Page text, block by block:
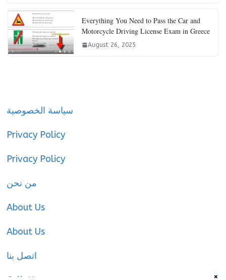
Everything You Need to Pass the Car and
Motorcycle Driving License Exam in Greece
August 26, 2025
سياسة الخصوصية
Privacy Policy
Privacy Policy
من نحن
About Us
About Us
اتصل بنا
×